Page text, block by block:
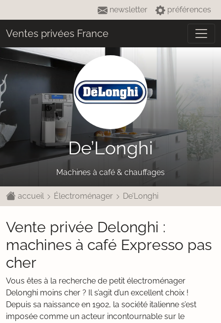
newsletter préférences
Ventes privées France
De’Longhi
Machines à café & chauffages
accueil Électroménager De’Longhi
Vente privée Delonghi :
machines à café Expresso pas
cher
Vous êtes à la recherche de petit électroménager
Delonghi moins cher ? Il s’agit d’un excellent choix !
Depuis sa naissance en 1902, la société italienne s’est
imposée comme un acteur incontournable sur le